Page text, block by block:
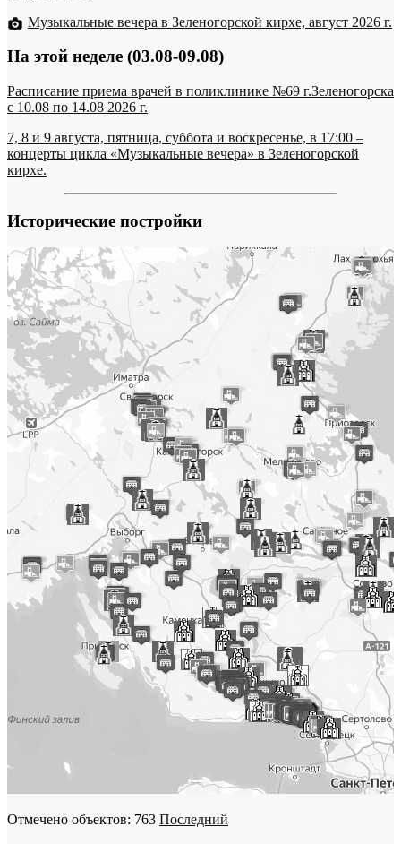
Музыкальные вечера в Зеленогорской кирхе, август 2026 г.
На этой неделе (03.08-09.08)
Расписание приема врачей в поликлинике №69 г.Зеленогорска
c 10.08 по 14.08 2026 г.
7, 8 и 9 августа, пятница, суббота и воскресенье, в 17:00 –
концерты цикла «Музыкальные вечера» в Зеленогорской
кирхе.
Исторические постройки
Отмечено объектов: 763 Последний